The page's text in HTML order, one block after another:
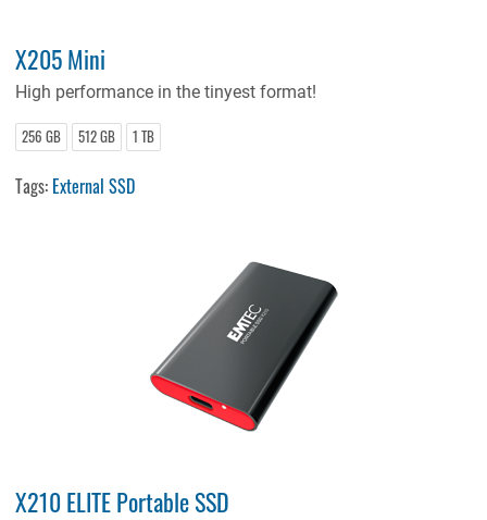
X205 Mini
High performance in the tinyest format!
256 GB 512 GB 1 TB
Tags: External SSD
X210 ELITE Portable SSD